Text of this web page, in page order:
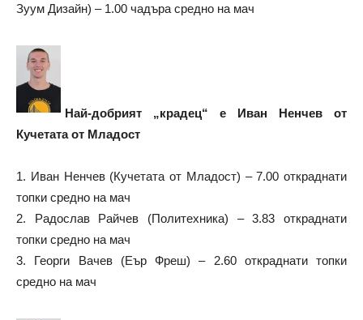
Зуум Дизайн) – 1.00 чадъра средно на мач
Най-добрият „крадец“ е Иван Ненчев от
Кучетата от Младост
1. Иван Ненчев (Кучетата от Младост) – 7.00 откраднати
топки средно на мач
2. Радослав Райчев (Политехника) – 3.83 откраднати
топки средно на мач
3. Георги Вачев (Еър Фреш) – 2.60 откраднати топки
средно на мач